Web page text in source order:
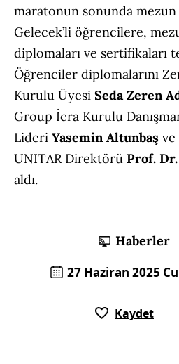
maratonun sonunda mezun
Gelecek’li öğrencilere,
diplomaları ve sertifikaları
Öğrenciler diplomalarını
Kurulu Üyesi Seda Zeren
Group İcra Kurulu
Lideri Yasemin Altunbaş ve
UNITAR Direktörü Prof.
aldı.
Haberler
27 Haziran 2025
Kaydet